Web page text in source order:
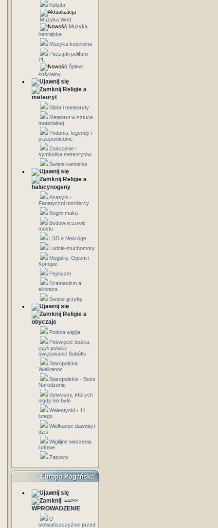
Kolęda
Muzyka Wed
Muzyka
hebrajska
Muzyka kościelna
Początki polifonii
PL
Śpiew
kościelny
Religie a
meteoryt
Biblia i meteoryty
Meteoryt w sztuce
materialnej
Podania, legendy i
przepowiednie
Znaczenie i
symbolika meteorytów
Święte kamienie
Religie a
halucynogeny
Asasyni -
Fanatyczni mordercy
Bogini maku
Budowniczowie
mostu
LSD a New Age
Ludzie-muchomory
Megality, Opium i
Konopie
Pejotyzm
Szamanizm a
ekstaza
Święte grzyby
Religie a
obyczaje
Polska wigilja
Poświęcić bożka,
czyli polskie
świętowanie Sobótki
Staropolska
Wielkanoc
Staropolskie - Boże
Narodzenie
Sylwestry, których
nigdy nie było
Walentynki - 14
lutego
Wielkanoc dawniej i
dziś
Wigilijne wierzenia
ludowe
Zapusty
Europa Pogańska
==>>
WPROWADZENIE
O
słowiańszczyźnie przed